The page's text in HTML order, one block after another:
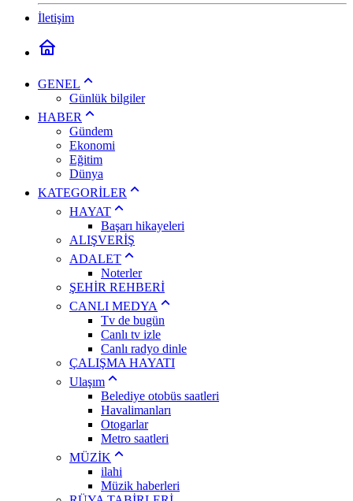
İletişim
GENEL
Günlük bilgiler
HABER
Gündem
Ekonomi
Eğitim
Dünya
KATEGORİLER
HAYAT
Başarı hikayeleri
ALIŞVERİŞ
ADALET
Noterler
ŞEHİR REHBERİ
CANLI MEDYA
Tv de bugün
Canlı tv izle
Canlı radyo dinle
ÇALIŞMA HAYATI
Ulaşım
Belediye otobüs saatleri
Havalimanları
Otogarlar
Metro saatleri
MÜZİK
ilahi
Müzik haberleri